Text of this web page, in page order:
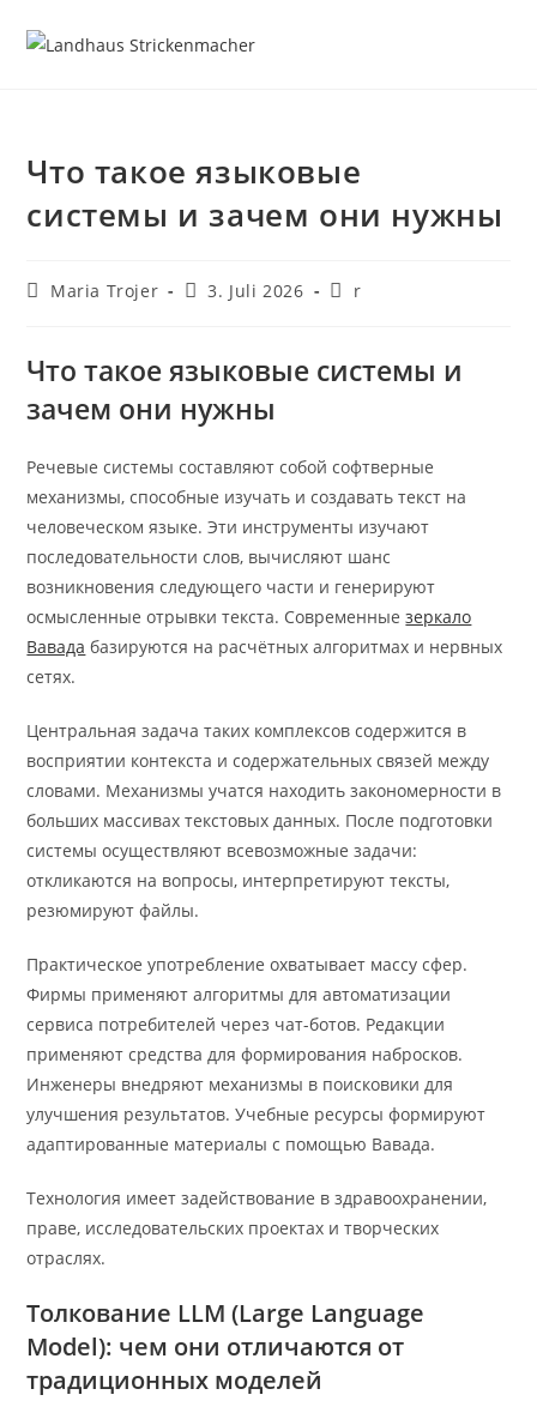
Что такое языковые
системы и зачем они нужны
Maria Trojer 3. Juli 2026 r
Что такое языковые системы и
зачем они нужны
Речевые системы составляют собой софтверные
механизмы, способные изучать и создавать текст на
человеческом языке. Эти инструменты изучают
последовательности слов, вычисляют шанс
возникновения следующего части и генерируют
осмысленные отрывки текста. Современныезеркало
Вавада базируются на расчётных алгоритмах и нервных
сетях.
Центральная задача таких комплексов содержится в
восприятии контекста и содержательных связей между
словами. Механизмы учатся находить закономерности в
больших массивах текстовых данных. После подготовки
системы осуществляют всевозможные задачи:
откликаются на вопросы, интерпретируют тексты,
резюмируют файлы.
Практическое употребление охватывает массу сфер.
Фирмы применяют алгоритмы для автоматизации
сервиса потребителей через чат-ботов. Редакции
применяют средства для формирования набросков.
Инженеры внедряют механизмы в поисковики для
улучшения результатов. Учебные ресурсы формируют
адаптированные материалы с помощью Вавада.
Технология имеет задействование в здравоохранении,
праве, исследовательских проектах и творческих
отраслях.
Толкование LLM (Large Language
Model): чем они отличаются от
традиционных моделей